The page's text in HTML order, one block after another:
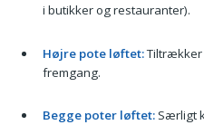
i butikker og restauranter).
Højre pote løftet:Tiltrækker
fremgang.
Begge poter løftet:Særligt